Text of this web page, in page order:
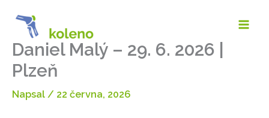
Daniel Malý – 29. 6. 2026 |
Plzeň
Napsal / 22 června, 2026